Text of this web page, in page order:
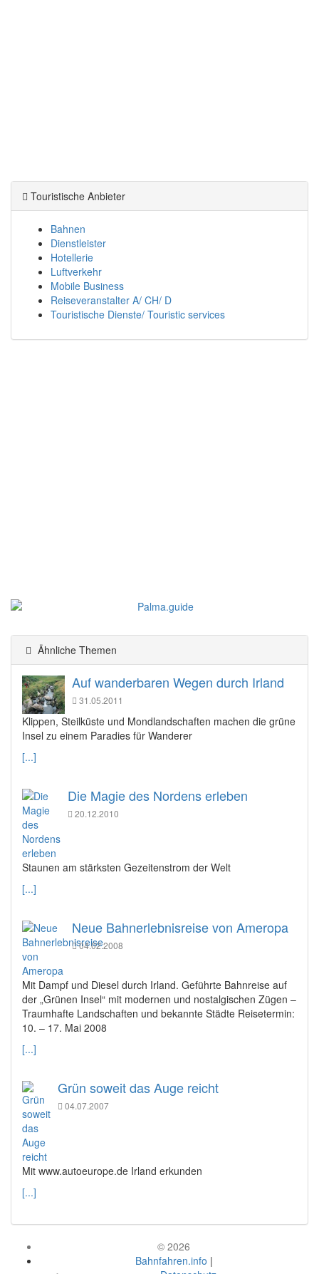
Touristische Anbieter
Bahnen
Dienstleister
Hotellerie
Luftverkehr
Mobile Business
Reiseveranstalter A/ CH/ D
Touristische Dienste/ Touristic services
Ähnliche Themen
Auf wanderbaren Wegen durch Irland
31.05.2011
Klippen, Steilküste und Mondlandschaften machen die grüne
Insel zu einem Paradies für Wanderer
[...]
Die Magie des Nordens erleben
20.12.2010
Staunen am stärksten Gezeitenstrom der Welt
[...]
Neue Bahnerlebnisreise von Ameropa
04.02.2008
Mit Dampf und Diesel durch Irland. Geführte Bahnreise auf
der „Grünen Insel“ mit modernen und nostalgischen Zügen –
Traumhafte Landschaften und bekannte Städte Reisetermin:
10. – 17. Mai 2008
[...]
Grün soweit das Auge reicht
04.07.2007
Mit www.autoeurope.de Irland erkunden
[...]
© 2026
Bahnfahren.info |